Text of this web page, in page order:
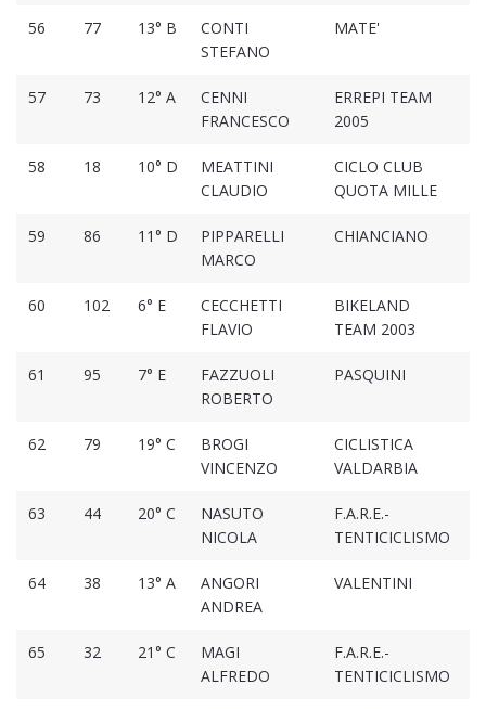
56 77 13° B
CONTI
STEFANO
MATE'
57 73 12° A
CENNI
FRANCESCO
ERREPI TEAM
2005
58 18 10° D
MEATTINI
CLAUDIO
CICLO CLUB
QUOTA MILLE
59 86 11° D
PIPPARELLI
MARCO
CHIANCIANO
60 102 6° E
CECCHETTI
FLAVIO
BIKELAND
TEAM 2003
61 95 7° E
FAZZUOLI
ROBERTO
PASQUINI
62 79 19° C
BROGI
VINCENZO
CICLISTICA
VALDARBIA
63 44 20° C
NASUTO
NICOLA
F.A.R.E.-
TENTICICLISMO
64 38 13° A
ANGORI
ANDREA
VALENTINI
65 32 21° C
MAGI
ALFREDO
F.A.R.E.-
TENTICICLISMO